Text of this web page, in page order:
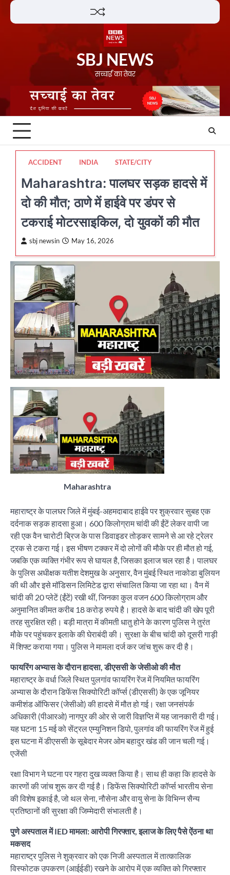
Skip
SBJ NEWS
सच्चाई का तेवर
ACCIDENT INDIA STATE/CITY
Maharashtra: पालघर सड़क हादसे में
दो की मौत; ठाणे में हाईवे पर डंपर से
टकराई मोटरसाइकिल, दो युवकों की मौत
sbj newsin May 16, 2026
Maharashtra
महाराष्ट्र के पालघर जिले में मुंबई-अहमदाबाद हाईवे पर शुक्रवार सुबह एक
दर्दनाक सड़क हादसा हुआ। 600 किलोग्राम चांदी की ईंटें लेकर वापी जा
रही एक वैन चारोटी ब्रिज के पास डिवाइडर तोड़कर सामने से आ रहे ट्रेलर
ट्रक से टकरा गई। इस भीषण टक्कर में दो लोगों की मौके पर ही मौत हो गई,
जबकि एक व्यक्ति गंभीर रूप से घायल है, जिसका इलाज चल रहा है। पालघर
के पुलिस अधीक्षक यतीश देशमुख के अनुसार, वैन मुंबई स्थित नाकोडा बुलियन
की थी और इसे मॉडिसन लिमिटेड द्वारा संचालित किया जा रहा था। वैन में
चांदी की 20 प्लेटें (ईंटें) रखी थीं, जिनका कुल वजन 600 किलोग्राम और
अनुमानित कीमत करीब 18 करोड़ रुपये है। हादसे के बाद चांदी की खेप पूरी
तरह सुरक्षित रही। बड़ी मात्रा में कीमती धातु होने के कारण पुलिस ने तुरंत
मौके पर पहुंचकर इलाके की घेराबंदी की। सुरक्षा के बीच चांदी को दूसरी गाड़ी
में शिफ्ट कराया गया। पुलिस ने मामला दर्ज कर जांच शुरू कर दी है।
फायरिंग अभ्यास के दौरान हादसा, डीएससी के जेसीओ की मौत
महाराष्ट्र के वर्धा जिले स्थित पुलगांव फायरिंग रेंज में नियमित फायरिंग
अभ्यास के दौरान डिफेंस सिक्योरिटी कॉर्प्स (डीएससी) के एक जूनियर
कमीशंड ऑफिसर (जेसीओ) की हादसे में मौत हो गई। रक्षा जनसंपर्क
अधिकारी (पीआरओ) नागपुर की ओर से जारी विज्ञप्ति में यह जानकारी दी गई।
यह घटना 15 मई को सेंट्रल एम्युनिशन डिपो, पुलगांव की फायरिंग रेंज में हुई
इस घटना में डीएससी के सूबेदार मेजर ओम बहादुर खंड की जान चली गई।
एजेंसी
रक्षा विभाग ने घटना पर गहरा दुख व्यक्त किया है। साथ ही कहा कि हादसे के
कारणों की जांच शुरू कर दी गई है। डिफेंस सिक्योरिटी कॉर्प्स भारतीय सेना
की विशेष इकाई है, जो थल सेना, नौसेना और वायु सेना के विभिन्न सैन्य
प्रतिष्ठानों की सुरक्षा की जिम्मेदारी संभालती है।
पुणे अस्पताल में IED मामला: आरोपी गिरफ्तार, इलाज के लिए पैसे ऐंठना था
मकसद
महाराष्ट्र पुलिस ने शुक्रवार को एक निजी अस्पताल में तात्कालिक
विस्फोटक उपकरण (आईईडी) रखने के आरोप में एक व्यक्ति को गिरफ्तार